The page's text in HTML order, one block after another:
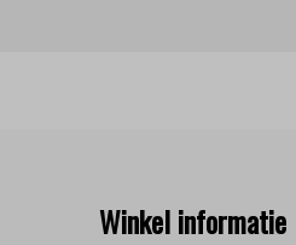
Winkel informatie